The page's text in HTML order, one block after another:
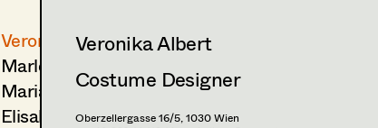
Veronika Albert
Marlene Auer-Pleyl
Maria-Theresia Bartl
Elisabeth Binder-Neururer
Veronika Albert
Costume Designer
Oberzellergasse 16/5,1030Wien